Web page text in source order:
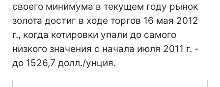
своего минимума в текущем году рынок
золота достиг в ходе торгов 16 мая 2012
г., когда котировки упали до самого
низкого значения с начала июля 2011 г. -
до 1526,7 долл./унция.